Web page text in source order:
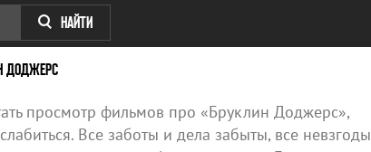
НАЙТИ
ДОДЖЕРС
просмотр фильмов про «Бруклин Доджерс»,
Все заботы и дела забыты, все невзгоды